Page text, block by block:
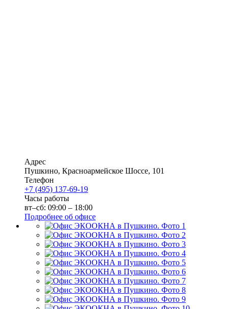
Адрес
Пушкино, Красноармейское Шоссе, 101
Телефон
+7 (495) 137-69-19
Часы работы
вт–сб: 09:00 – 18:00
Подробнее об офисе